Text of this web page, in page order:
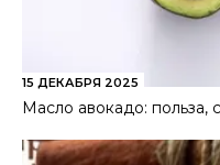
15 ДЕКАБРЯ 2025
Масло авокадо: польза,